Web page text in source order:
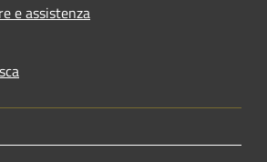
e assistenza